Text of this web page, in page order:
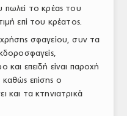
το κρέας του
επί του κρέατος.
σφαγείου, συν τα
επειδή είναι παροχή
επίσης ο
και τα κτηνιατρικά